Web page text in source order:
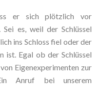
er sich plötzlich vor
es, weil der Schlüssel
ins Schloss fiel oder der
ist. Egal ob der Schlüssel
Eigenexperimenten zur
Anruf bei unserem